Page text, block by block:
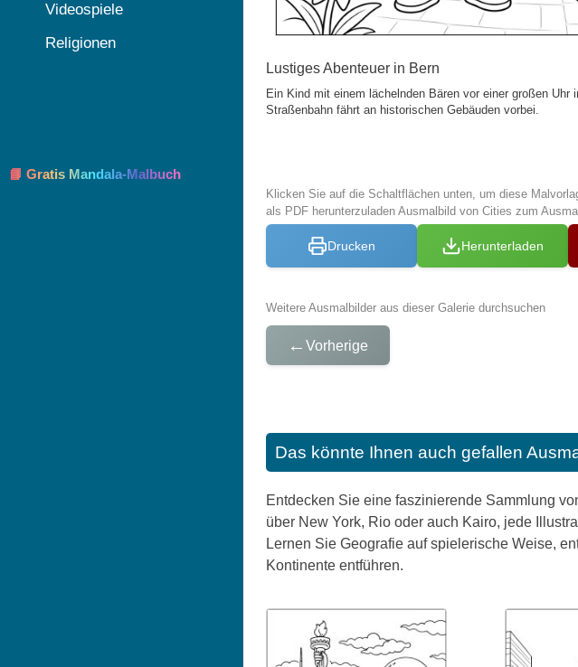
Lustiges Abenteuer in Bern
Ein Kind mit einem lächelnden Bären vor einer großen Uhr
Straßenbahn fährt an historischen Gebäuden vorbei.
Klicken Sie auf die Schaltflächen unten, um diese
als PDF herunterzuladen Ausmalbild von Cities zum
Drucken Herunterladen
Weitere Ausmalbilder aus dieser Galerie durchsuchen
← Vorherige
Das könnte Ihnen auch gefallen
Entdecken Sie eine faszinierende Sammlung
über New York, Rio oder auch Kairo, jede
Lernen Sie Geografie auf spielerische Weise,
Kontinente entführen.
Videospiele
Religionen
📘 Gratis Mandala-Malbuch